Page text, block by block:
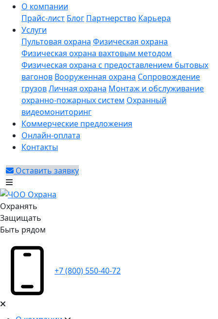
О компании
Прайс-лист Блог Партнерство Карьера
Услуги
Пультовая охрана Физическая охрана
Физическая охрана вахтовым методом
Физическая охрана с предоставлением бытовых
вагонов Вооруженная охрана Сопровождение
грузовЛичная охрана Монтаж и обслуживание
охранно-пожарных систем Охранный
видеомониторинг
Коммерческие предложения
Онлайн-оплата
Контакты
Оставить заявку
Охранять
Защищать
Быть рядом
+7 (800) 550-40-72